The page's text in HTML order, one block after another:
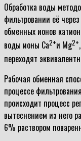
Обработка воды
фильтровании её
обменных ионов
воды ионы Ca2+и Mg2+
переходят
Рабочая обменная
процессе
происходит процесс
вытеснением из него
6% раствором